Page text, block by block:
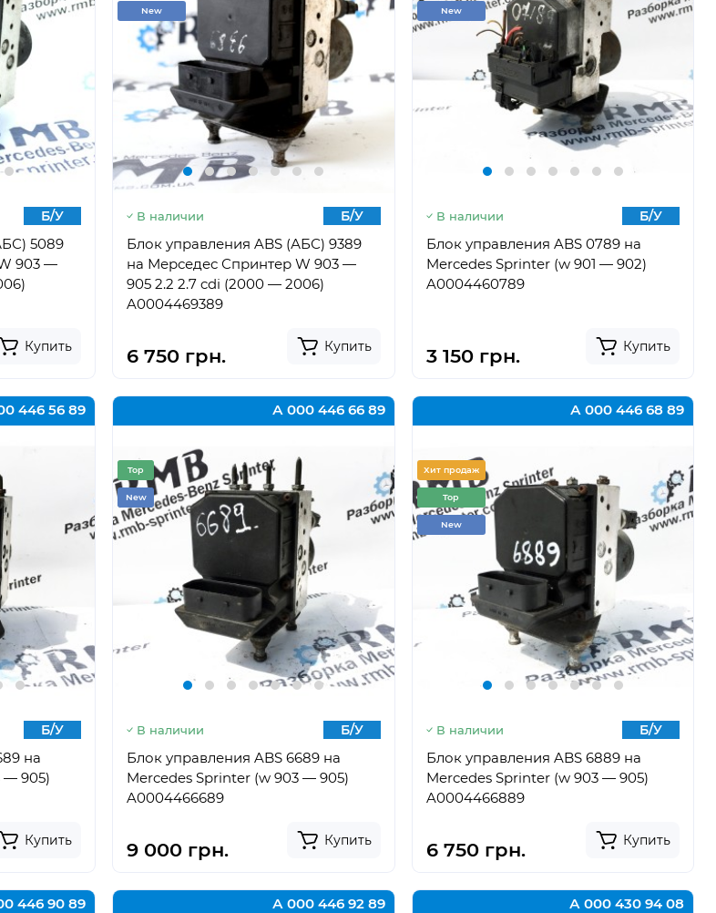
Б/У
5089
903 —
Купить
New
В наличии Б/У
Блок управления ABS (АБС) 9389
на Мерседес Спринтер W 903 —
905 2.2 2.7 cdi (2000 — 2006)
A0004469389
6 750 грн. Купить
New
В наличии Б/У
Блок управления ABS 0789 на
Mercedes Sprinter (w 901 — 902)
A0004460789
3 150 грн. Купить
446 56 89
Б/У
на
— 905)
Купить
А 000 446 66 89
Top
New
В наличии Б/У
Блок управления ABS 6689 на
Mercedes Sprinter (w 903 — 905)
A0004466689
9 000 грн. Купить
А 000 446 68 89
Хит продаж
Top
New
В наличии Б/У
Блок управления ABS 6889 на
Mercedes Sprinter (w 903 — 905)
A0004466889
6 750 грн. Купить
446 90 89 А 000 446 92 89 А 000 430 94 08